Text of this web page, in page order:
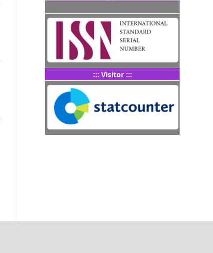
::: Visitor :::